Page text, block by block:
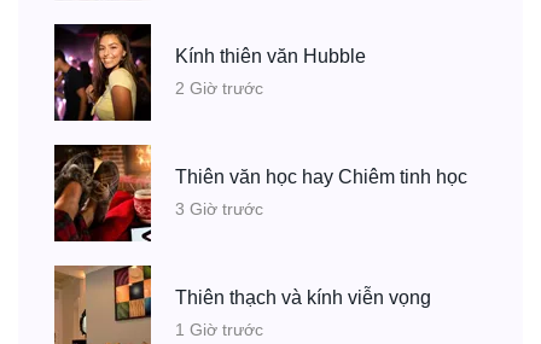
Kính thiên văn Hubble
2 Giờ trước
Thiên văn học hay Chiêm tinh học
3 Giờ trước
Thiên thạch và kính viễn vọng
1 Giờ trước